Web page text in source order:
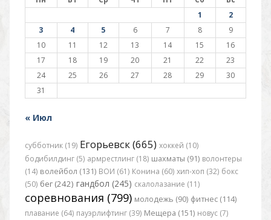
1
2
3
4 5 6 7 8
9
10
11 12 13 14 15
16
17
18 19 20 21 22
23
24
25 26 27 28 29
30
31
« Июл
субботник (19) Егорьевск (665) хоккей (10)
бодибилдинг (5) армрестлинг (18) шахматы (91) волонтеры
(14) волейбол (131) ВОИ (61) Конина (60) хип-хоп (32) бокс
(50) бег (242) гандбол (245) скалолазание (11)
соревнования (799) молодежь (90) фитнес (114)
плавание (64) пауэрлифтинг (39) Мещера (151) новус (7)